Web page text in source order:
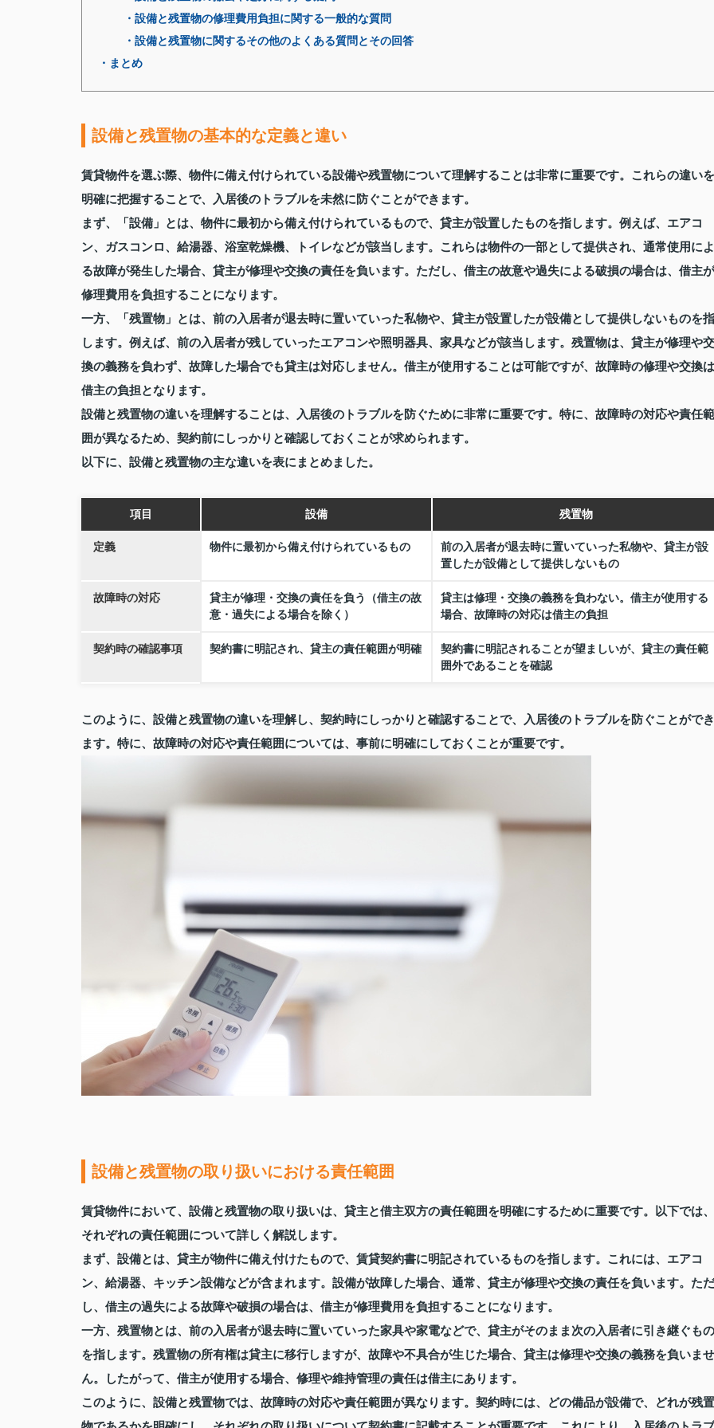
・設備と残置物の修理費用負担に関する一般的な質問
・設備と残置物に関するその他のよくある質問とその回答
・まとめ
設備と残置物の基本的な定義と違い
賃貸物件を選ぶ際、物件に備え付けられている設備や残置物について理解することは非常に重要です。これらの違いを
明確に把握することで、入居後のトラブルを未然に防ぐことができます。
まず、「設備」とは、物件に最初から備え付けられているもので、貸主が設置したものを指します。例えば、エアコ
ン、ガスコンロ、給湯器、浴室乾燥機、トイレなどが該当します。これらは物件の一部として提供され、通常使用によ
る故障が発生した場合、貸主が修理や交換の責任を負います。ただし、借主の故意や過失による破損の場合は、借主が
修理費用を負担することになります。
一方、「残置物」とは、前の入居者が退去時に置いていった私物や、貸主が設置したが設備として提供しないものを指
します。例えば、前の入居者が残していったエアコンや照明器具、家具などが該当します。残置物は、貸主が修理や交
換の義務を負わず、故障した場合でも貸主は対応しません。借主が使用することは可能ですが、故障時の修理や交換は
借主の負担となります。
設備と残置物の違いを理解することは、入居後のトラブルを防ぐために非常に重要です。特に、故障時の対応や責任範
囲が異なるため、契約前にしっかりと確認しておくことが求められます。
以下に、設備と残置物の主な違いを表にまとめました。
項目 設備 残置物
定義 物件に最初から備え付けられているもの
前の入居者が退去時に置いていった私物や、貸主が設
置したが設備として提供しないもの
故障時の対応
貸主が修理・交換の責任を負う（借主の故
意・過失による場合を除く）
貸主は修理・交換の義務を負わない。借主が使用する
場合、故障時の対応は借主の負担
契約時の確認事項 契約書に明記され、貸主の責任範囲が明確
契約書に明記されることが望ましいが、貸主の責任範
囲外であることを確認
このように、設備と残置物の違いを理解し、契約時にしっかりと確認することで、入居後のトラブルを防ぐことができ
ます。特に、故障時の対応や責任範囲については、事前に明確にしておくことが重要です。
設備と残置物の取り扱いにおける責任範囲
賃貸物件において、設備と残置物の取り扱いは、貸主と借主双方の責任範囲を明確にするために重要です。以下では、
それぞれの責任範囲について詳しく解説します。
まず、設備とは、貸主が物件に備え付けたもので、賃貸契約書に明記されているものを指します。これには、エアコ
ン、給湯器、キッチン設備などが含まれます。設備が故障した場合、通常、貸主が修理や交換の責任を負います。ただ
し、借主の過失による故障や破損の場合は、借主が修理費用を負担することになります。
一方、残置物とは、前の入居者が退去時に置いていった家具や家電などで、貸主がそのまま次の入居者に引き継ぐもの
を指します。残置物の所有権は貸主に移行しますが、故障や不具合が生じた場合、貸主は修理や交換の義務を負いませ
ん。したがって、借主が使用する場合、修理や維持管理の責任は借主にあります。
このように、設備と残置物では、故障時の対応や責任範囲が異なります。契約時には、どの備品が設備で、どれが残置